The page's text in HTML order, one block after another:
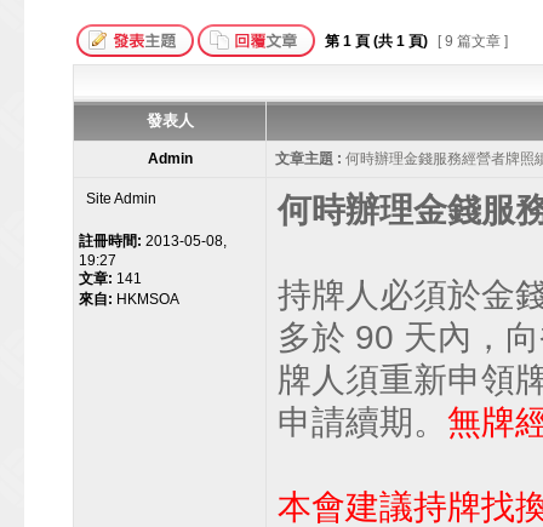
第 1 頁 (共 1 頁) [ 9 篇文章 ]
發表人
Admin 文章主題 : 何時辦理金錢服務經營者牌照
Site Admin
註冊時間: 2013-05-08,
19:27
文章: 141
來自: HKMSOA
何時辦理金錢服
持牌人必須於金
多於 90 天內，
牌人須重新申領
申請續期。 無牌
本會建議持牌找